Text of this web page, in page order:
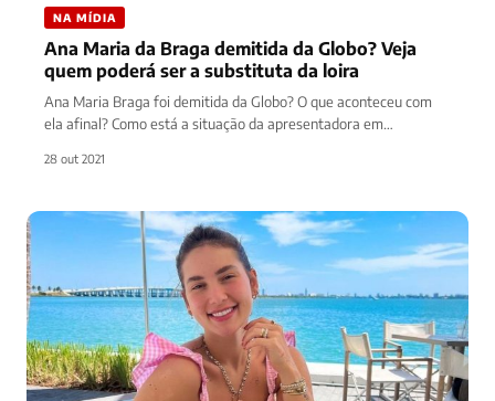
NA MÍDIA
Ana Maria da Braga demitida da Globo? Veja
quem poderá ser a substituta da loira
Ana Maria Braga foi demitida da Globo? O que aconteceu com
ela afinal? Como está a situação da apresentadora em…
28 out 2021